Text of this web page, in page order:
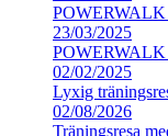
23/03/2025
02/02/2025
Lyxig
02/08/2026
Träningsresa